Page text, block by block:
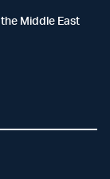
Middle East